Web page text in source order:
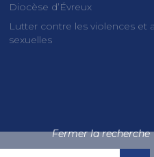
Diocèse d’Évreux
Lutter contre les violences et
sexuelles
Fermer la recherche